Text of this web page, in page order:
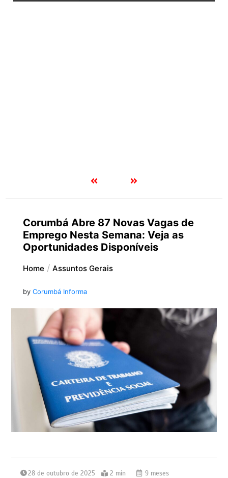
Corumbá Abre 87 Novas Vagas de
Emprego Nesta Semana: Veja as
Oportunidades Disponíveis
Home Assuntos Gerais
by Corumbá Informa
28 de outubro de 2025 2 min 9 meses